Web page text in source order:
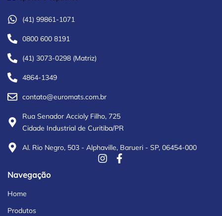
(41) 99861-1071
0800 600 8191
(41) 3073-0298 (Matriz)
4864-1349
contato@euromats.com.br
Rua Senador Accioly Filho, 725
Cidade Industrial de Curitiba/PR
Al. Rio Negro, 503 - Alphaville, Barueri - SP, 06454-000
Navegação
Home
Produtos